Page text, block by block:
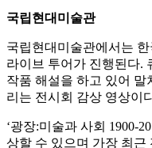
국립현대미술관
국립현대미술관에서는
라이브 투어가 진행된다.
작품 해설을 하고 있어 말
리는 전시회 감상 영상이
‘광장:미술과 사회 1900-
상할 수 있으며 가장 최근